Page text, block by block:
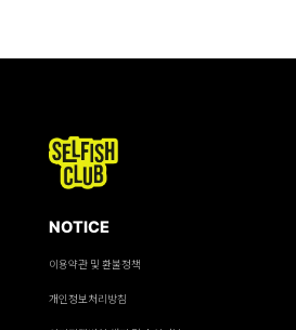
NOTICE
이용약관 및 환불정책
개인정보처리방침